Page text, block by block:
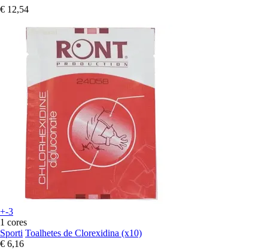
€ 12,54
+-3
1 cores
Sporti Toalhetes de Clorexidina (x10)
€ 6,16